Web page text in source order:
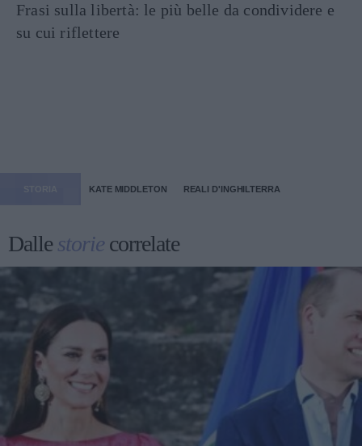
Frasi sulla libertà: le più belle da condividere e
su cui riflettere
KATE MIDDLETON REALI D'INGHILTERRA
Dallestorie correlate